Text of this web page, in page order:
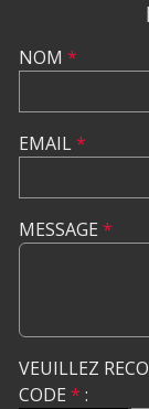
NOM *
EMAIL*
MESSAGE *
VEUILLEZ
CODE * :